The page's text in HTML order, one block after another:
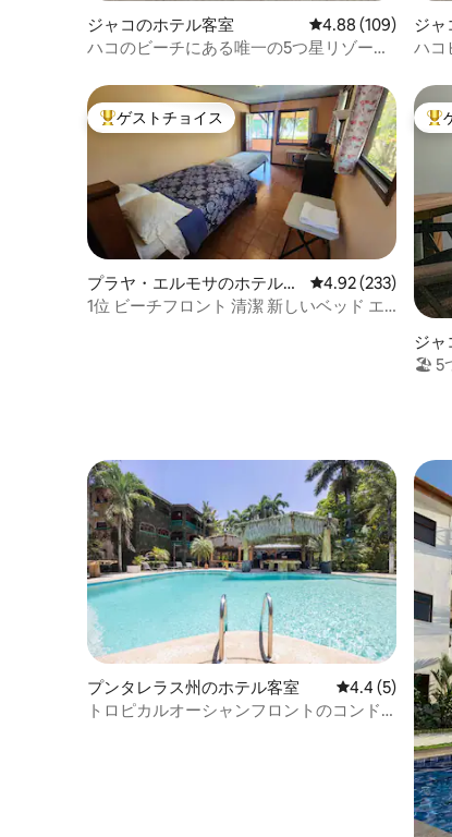
ジャコのホテル客室 レビュー109件、5
4.88 (109)
ハコのビーチにある唯一の5つ星リゾー
ジャ
ハコ
大好評のゲストチョイスです。
ゲストチョイス
プラヤ・エルモサのホテル客
室
レビュー233件、5
4.92 (233)
1位 ビーチフロント 清潔 新しいベッド エ
大
ジャ
🏖 5
ゲ
プンタレラス州のホテル客室 レビュー5件、
4.4 (5)
トロピカルオーシャンフロントのコンド